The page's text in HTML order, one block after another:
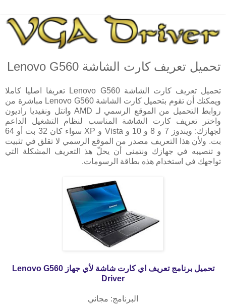
تحميل تعريف كارت الشاشة Lenovo G560
تحميل تعريف كارت الشاشة Lenovo G560 تعريفا اصليا كاملا
ويمكنك أن تقوم بتحميل كارت الشاشة Lenovo G560 مباشرة من
روابط التحميل من الموقع الرسمي لـ AMD وانتل ونفيديا راديون
واختر تعريف كارت الشاشة المناسب لنظام التشغيل الداعم
لجهازك: ويندوز 7 و 8 و 10 و Vista و XP سواء كان 32 بت أو 64
بت. ولأن هذا التعريف مصدر من الموقع الرسمي لا تقلق في تثبيت
و تنصيبه في جهازك ونتمنى أن يحلّ هذ التعريف المشكلة التي
تواجهك في استخدام هذه بطاقة الرسومات.
تحميل برنامج تعريف اي كارت شاشة لأي جهازLenovo G560
Driver
البرنامج: مجاني